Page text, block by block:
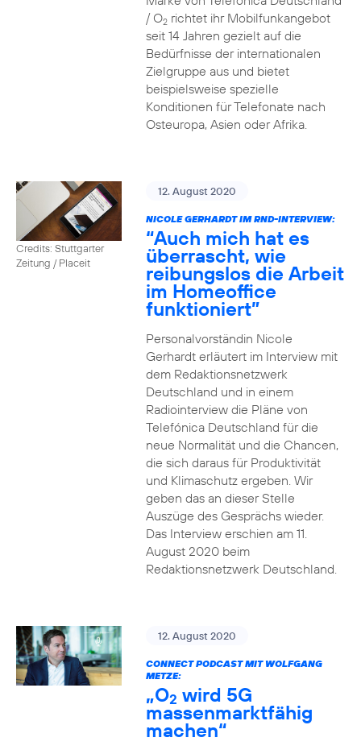
/ O2richtet ihr Mobilfunkangebot
seit 14 Jahren gezielt auf die
Bedürfnisse der internationalen
Zielgruppe aus und bietet
beispielsweise spezielle
Konditionen für Telefonate nach
Osteuropa, Asien oder Afrika.
Credits: Stuttgarter
Zeitung / Placeit
12. August 2020
NICOLE GERHARDT IM RND-INTERVIEW:
“Auch mich hat es
überrascht, wie
reibungslos die Arbeit
im Homeoffice
funktioniert”
Personalvorständin Nicole
Gerhardt erläutert im Interview mit
dem Redaktionsnetzwerk
Deutschland und in einem
Radiointerview die Pläne von
Telefónica Deutschland für die
neue Normalität und die Chancen,
die sich daraus für Produktivität
und Klimaschutz ergeben. Wir
geben das an dieser Stelle
Auszüge des Gesprächs wieder.
Das Interview erschien am 11.
August 2020 beim
Redaktionsnetzwerk Deutschland.
12. August 2020
CONNECT PODCAST MIT WOLFGANG
METZE:
„O2 wird 5G
massenmarktfähig
machen“